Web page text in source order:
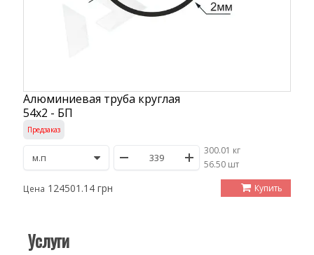
Алюминиевая труба круглая
54х2 - БП
Предзаказ
300.01 кг
/56.50 шт
Цена 124501.14 грн Купить
Услуги